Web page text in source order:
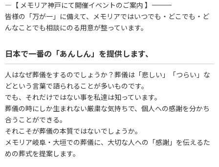
―【 メモリア神戸にて開催イベントのご案内 】―――――――――――――
皆様の「万が一」に備えて、メモリアではいつでも・どこでも・ど
んなことでも相談にのる用意が整っています。
日本で一番の「あんしん」を提供します、
人はなぜ葬儀をするのでしょうか？葬儀は「悲しい」「つらい」な
どという言葉で語られることが多いものです。
でも、それだけではない事を私達は知っています。
葬儀の時にしか生まれない厳粛な気持ちで、個人への感謝を分かち
合うことができる。
それこそが葬儀の本質ではないでしょうか。
メモリア岐阜・大垣での葬儀に、大切な人への「感謝」を伝えるた
めの葬式を提案します。